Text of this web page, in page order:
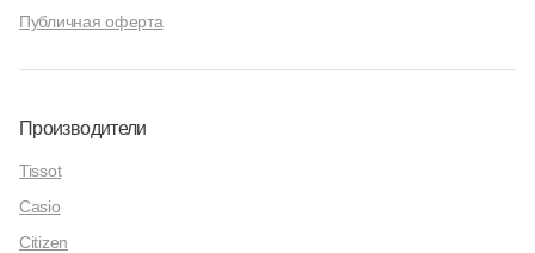
Публичная оферта
Производители
Tissot
Casio
Citizen